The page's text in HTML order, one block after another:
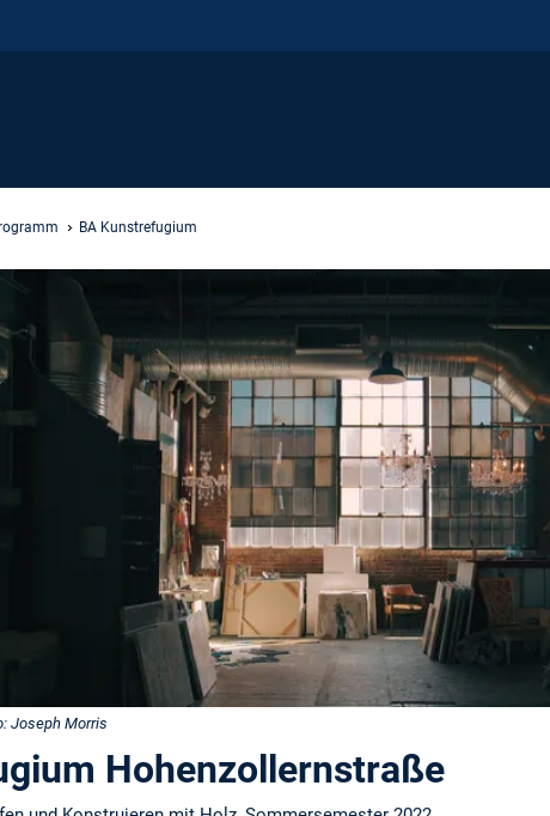
BA Kunstrefugium
Joseph Morris
Hohenzollernstraße